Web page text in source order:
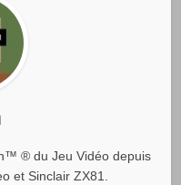
® du Jeu Vidéo depuis
et Sinclair ZX81.